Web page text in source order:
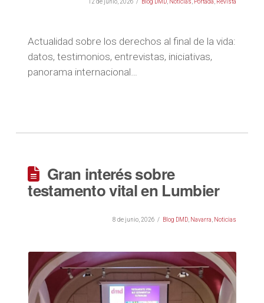
12 de junio, 2026 Blog DMD, Noticias Portada Revista
Actualidad sobre los derechos al final de la vida:
datos, testimonios, entrevistas, iniciativas,
panorama internacional…
Gran interés sobre
testamento vital en Lumbier
8 de junio, 2026 Blog DMD, Navarra Noticias